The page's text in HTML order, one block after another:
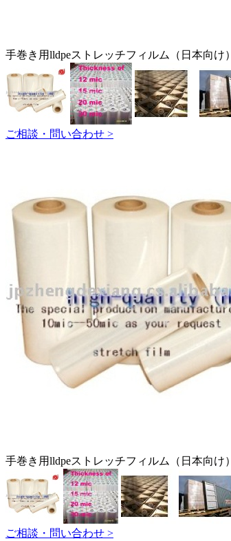
手巻き用lldpeストレッチフィルム（日本向け）
ご相談・問い合わせ >
手巻き用lldpeストレッチフィルム（日本向け）
ご相談・問い合わせ >